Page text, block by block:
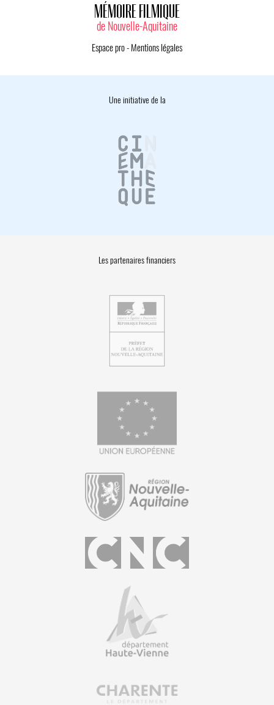
MÉMOIRE FILMIQUE
de Nouvelle-Aquitaine
Espace pro- Mentions légales
Une initiative de la
Les partenaires financiers